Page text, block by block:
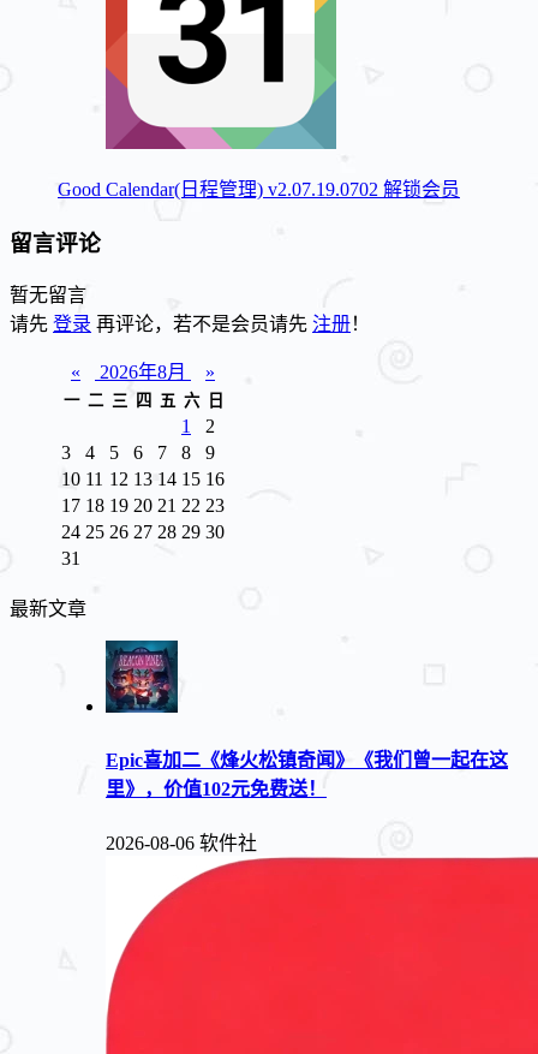
Good Calendar(日程管理) v2.07.19.0702 解锁会员
留言评论
暂无留言
请先 登录 再评论，若不是会员请先 注册！
« 2026年8月 »
一 二 三 四 五 六 日
1
2
3
4 5 6 7 8
9
10 11 12 13 14 15 16
17 18 19 20 21 22 23
24 25 26 27 28 29 30
31
最新文章
Epic喜加二《烽火松镇奇闻》《我们曾一起在这
里》，价值102元免费送！
2026-08-06 软件社